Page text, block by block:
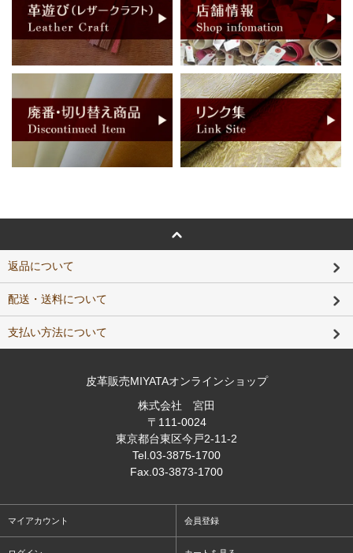
返品について
配送・送料について
支払い方法について
皮革販売MIYATAオンラインショップ
株式会社 宮田
〒111-0024
東京都台東区今戸2-11-2
Tel .03-3875-1700
Fax .03-3873-1700
マイアカウント 会員登録